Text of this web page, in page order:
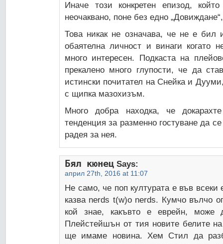
Иначе този конкретен епизод,
неочаквано, поне без едно
Това никак не означава, че не е бил
обаятелна личност и винаги когато
много интересен. Подкаста на
прекалено много глупости, че да
истински почитател на Снейка и
с щипка мазохизъм.
Много добра находка, че
тенденция за разменно гостуване да
радея за нея.
Бял кюнец Says:
април 27th, 2016 at 11:07
Не само, че поп културата е във
казва nerds t(w)o nerds. Кумчо вълчо
кой знае, какъвто е еврейн, може
Плейстейшън от тия новите белите
ще имаме новина. Хем Стил да